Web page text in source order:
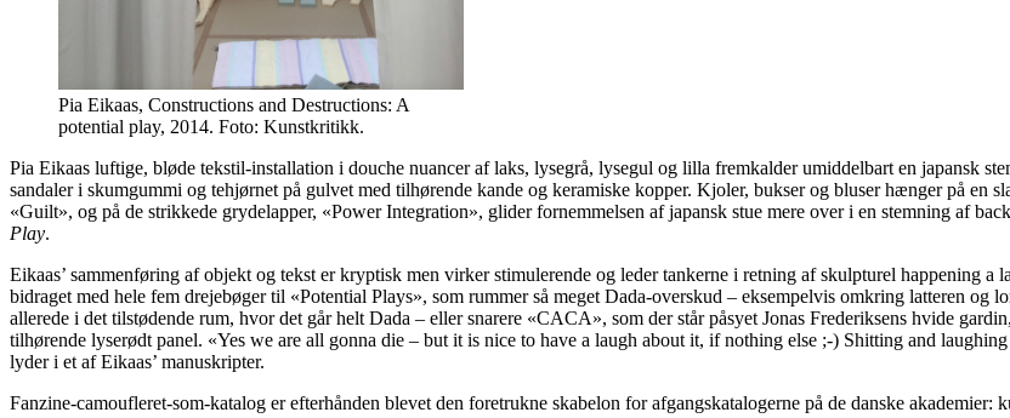
Pia Eikaas, Constructions and Destructions: A
potential play, 2014. Foto: Kunstkritikk.
Pia Eikaas luftige, bløde tekstil-installation i douche nuancer af laks, lysegrå, lysegul og lilla fremkalder umiddelbart en japansk
sandaler i skumgummi og tehjørnet på gulvet med tilhørende kande og keramiske kopper. Kjoler, bukser og bluser hænger på en
«Guilt», og på de strikkede grydelapper, «Power Integration», glider fornemmelsen af japansk stue mere over i en stemning af
Play.
Eikaas’ sammenføring af objekt og tekst er kryptisk men virker stimulerende og leder tankerne i retning af skulpturel happening
bidraget med hele fem drejebøger til «Potential Plays», som rummer så meget Dada-overskud – eksempelvis omkring latteren og
allerede i det tilstødende rum, hvor det går helt Dada – eller snarere «CACA», som der står påsyet Jonas Frederiksens hvide
tilhørende lyserødt panel. «Yes we are all gonna die – but it is nice to have a laugh about it, if nothing else ;-) Shitting and
lyder i et af Eikaas’ manuskripter.
Fanzine-camoufleret-som-katalog er efterhånden blevet den foretrukne skabelon for afgangskatalogerne på de danske